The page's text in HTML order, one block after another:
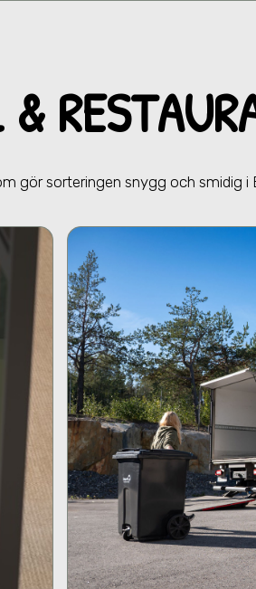
RESTAU
gör sorteringen snygg och smidig i